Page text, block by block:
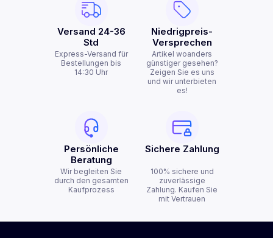
Versand 24-36
Std
Express-Versand für
Bestellungen bis
14:30 Uhr
Niedrigpreis-
Versprechen
Artikel woanders
günstiger gesehen?
Zeigen Sie es uns
und wir unterbieten
es!
Persönliche
Beratung
Wir begleiten Sie
durch den gesamten
Kaufprozess
Sichere Zahlung
100% sichere und
zuverlässige
Zahlung. Kaufen Sie
mit Vertrauen